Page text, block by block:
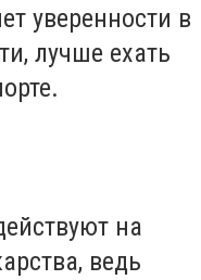
уверенности в
лучше ехать
на
ведь